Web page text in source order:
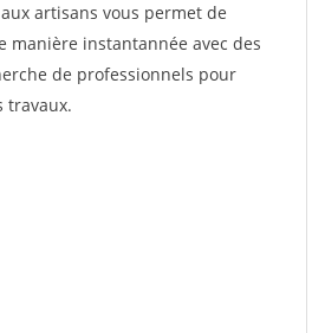
artisans vous permet de
manière instantannée avec des
de professionnels pour
travaux.